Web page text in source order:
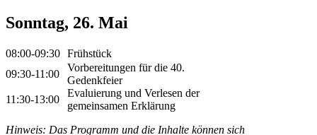
Sonntag, 26. Mai
08:00-09:30 Frühstück
09:30-11:00
Vorbereitungen für die 40.
Gedenkfeier
11:30-13:00
Evaluierung und Verlesen der
gemeinsamen Erklärung
Hinweis: Das Programm und die Inhalte können sich